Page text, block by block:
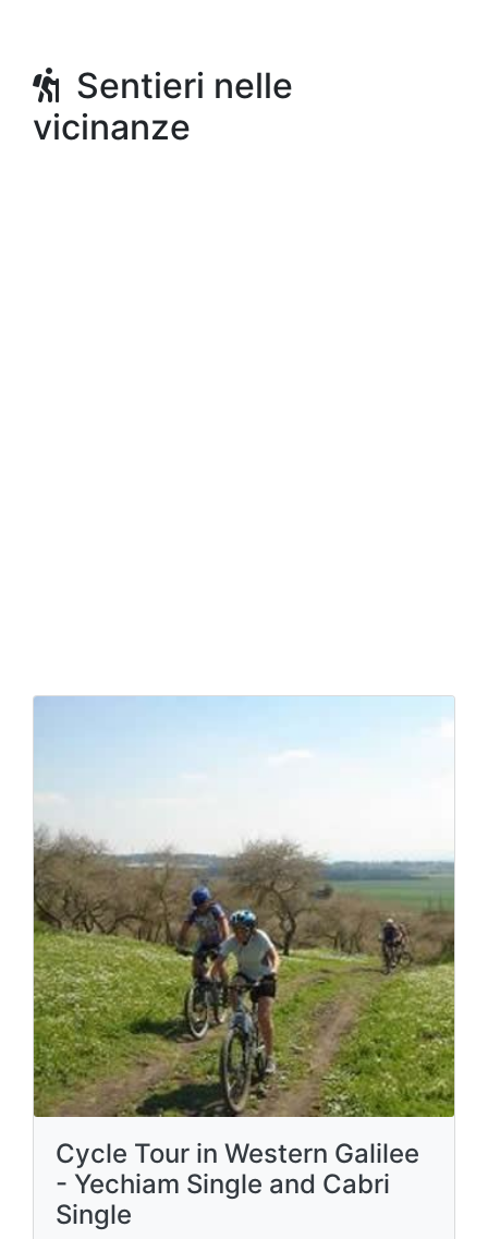
Sentieri nelle
vicinanze
Cycle Tour in Western Galilee
- Yechiam Single and Cabri
Single